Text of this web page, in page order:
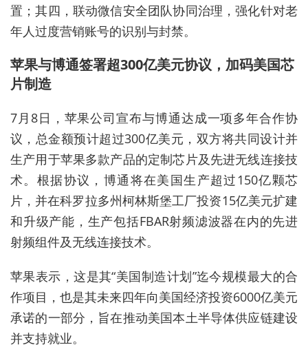
置；其四，联动微信安全团队协同治理，强化针对老
年人过度营销账号的识别与封禁。
苹果与博通签署超300亿美元协议，加码美国芯
片制造
7月8日，苹果公司宣布与博通达成一项多年合作协
议，总金额预计超过300亿美元，双方将共同设计并
生产用于苹果多款产品的定制芯片及先进无线连接技
术。根据协议，博通将在美国生产超过150亿颗芯
片，并在科罗拉多州柯林斯堡工厂投资15亿美元扩建
和升级产能，生产包括FBAR射频滤波器在内的先进
射频组件及无线连接技术。
苹果表示，这是其“美国制造计划”迄今规模最大的合
作项目，也是其未来四年向美国经济投资6000亿美元
承诺的一部分，旨在推动美国本土半导体供应链建设
并支持就业。